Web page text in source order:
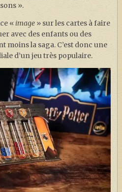
».
«image» sur les cartes à faire
avec des enfants ou des
moins la saga. C’est donc une
d’un jeu très populaire.